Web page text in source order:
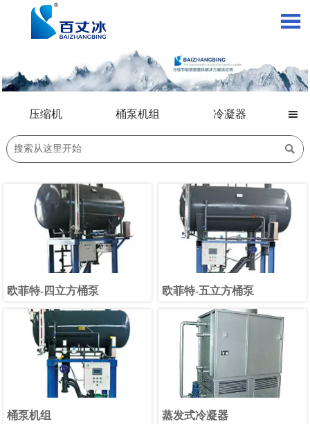

压缩机 桶泵机组 冷凝器 

欧菲特-四立方桶泵 欧菲特-五立方桶泵
桶泵机组 蒸发式冷凝器